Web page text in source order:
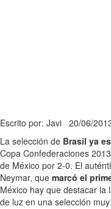
Escrito por: Javi 20/06/
La selección de Brasil ya
Copa Confederaciones
de México por 2-0. El
Neymar, que marcó el
México hay que destacar la
de luz en una selección